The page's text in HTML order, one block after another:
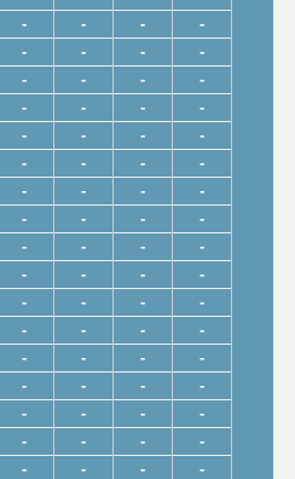
- - - -
- - - -
- - - -
- - - -
- - - -
- - - -
- - - -
- - - -
- - - -
- - - -
- - - -
- - - -
- - - -
- - - -
- - - -
- - - -
- - - -